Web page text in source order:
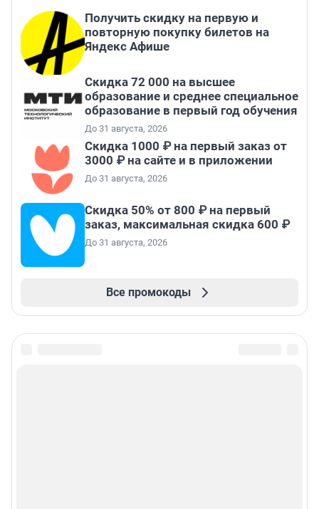
Получить скидку на первую и
повторную покупку билетов на
Яндекс Афише
Скидка 72 000 на высшее
образование и среднее специальное
образование в первый год обучения
До 31 августа, 2026
Скидка 1000 ₽ на первый заказ от
3000 ₽ на сайте и в приложении
До 31 августа, 2026
Скидка 50% от 800 ₽ на первый
заказ, максимальная скидка 600 ₽
До 31 августа, 2026
Все промокоды